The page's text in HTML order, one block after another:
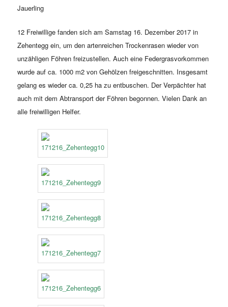
Jauerling
12 Freiwillige fanden sich am Samstag 16. Dezember 2017 in
Zehentegg ein, um den artenreichen Trockenrasen wieder von
unzähligen Föhren freizustellen. Auch eine Federgrasvorkommen
wurde auf ca. 1000 m2 von Gehölzen freigeschnitten. Insgesamt
gelang es wieder ca. 0,25 ha zu entbuschen. Der Verpächter hat
auch mit dem Abtransport der Föhren begonnen. Vielen Dank an
alle freiwilligen Helfer.